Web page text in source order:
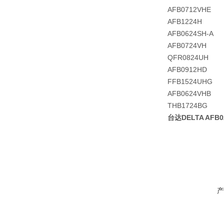
AFB0712VHE
AFB1224H
AFB0624SH-A
AFB0724VH
QFR0824UH
AFB0912HD
FFB1524UHG
AFB0624VHB
THB1724BG
台达DELTA